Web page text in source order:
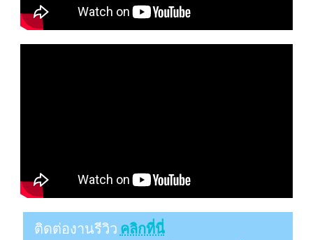
ติดต่องานรีวิว คลิกที่นี่